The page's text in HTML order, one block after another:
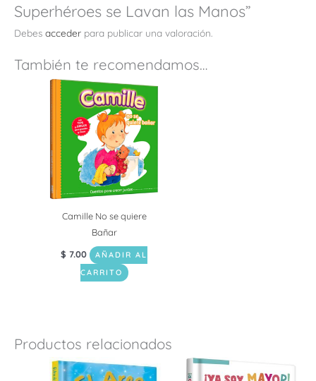
Superhéroes se Lavan las Manos”
Debes acceder para publicar una valoración.
También te recomendamos…
Camille No se quiere
Bañar
$ 7.00
AÑADIR AL
CARRITO
Productos relacionados